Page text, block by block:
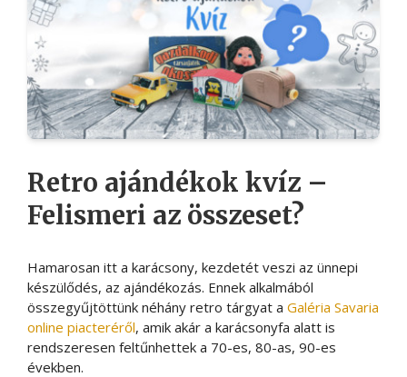
Retro ajándékok kvíz –
Felismeri az összeset?
Hamarosan itt a karácsony, kezdetét veszi az ünnepi
készülődés, az ajándékozás. Ennek alkalmából
összegyűjtöttünk néhány retro tárgyat a Galéria Savaria
online piacteréről, amik akár a karácsonyfa alatt is
rendszeresen feltűnhettek a 70-es, 80-as, 90-es
években.